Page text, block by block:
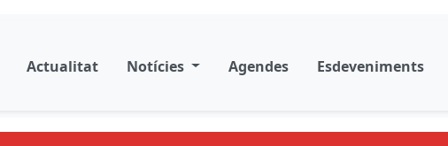
Actualitat Notícies Agendes Esdeveniments